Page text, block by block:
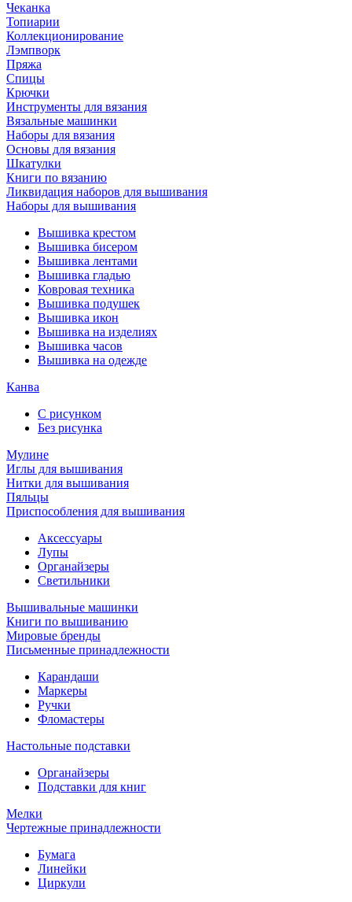
Чеканка
Топиарии
Коллекционирование
Лэмпворк
Пряжа
Спицы
Крючки
Инструменты для вязания
Вязальные машинки
Наборы для вязания
Основы для вязания
Шкатулки
Книги по вязанию
Ликвидация наборов для вышивания
Наборы для вышивания
Вышивка крестом
Вышивка бисером
Вышивка лентами
Вышивка гладью
Ковровая техника
Вышивка подушек
Вышивка икон
Вышивка на изделиях
Вышивка часов
Вышивка на одежде
Канва
С рисунком
Без рисунка
Мулине
Иглы для вышивания
Нитки для вышивания
Пяльцы
Приспособления для вышивания
Аксессуары
Лупы
Органайзеры
Светильники
Вышивальные машинки
Книги по вышиванию
Мировые бренды
Письменные принадлежности
Карандаши
Маркеры
Ручки
Фломастеры
Настольные подставки
Органайзеры
Подставки для книг
Мелки
Чертежные принадлежности
Бумага
Линейки
Циркули